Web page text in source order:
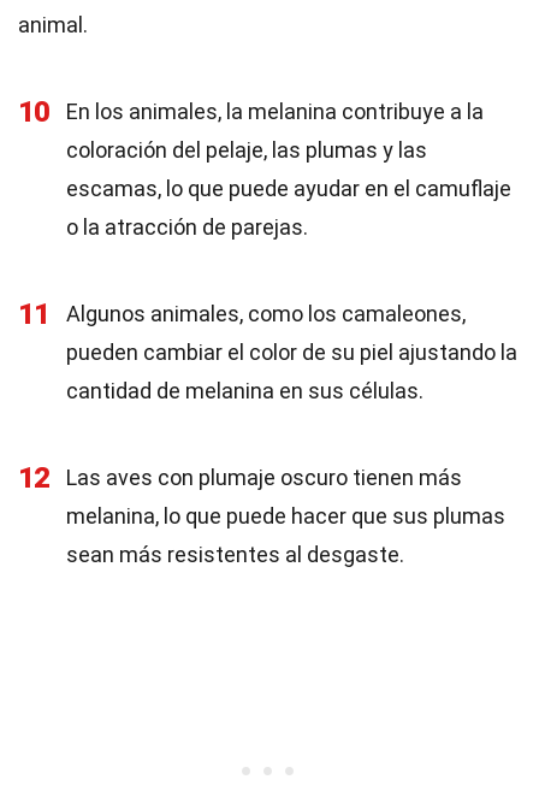
animal.
10
En los animales, la melanina contribuye a la
coloración del pelaje, las plumas y las
escamas, lo que puede ayudar en el camuflaje
o la atracción de parejas.
11
Algunos animales, como los camaleones,
pueden cambiar el color de su piel ajustando la
cantidad de melanina en sus células.
12
Las aves con plumaje oscuro tienen más
melanina, lo que puede hacer que sus plumas
sean más resistentes al desgaste.